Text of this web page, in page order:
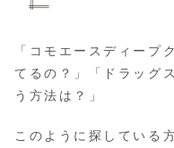
「コモエースディープ
てるの？」「ドラッグ
う方法は？」
このように探している